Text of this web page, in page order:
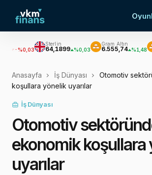
Sterlin
64,1899 %0,03
Gram Altın
6.555,74 %1,48
Ons
Anasayfa İş Dünyası
Otomotiv
koşullara yönelik uyarılar
İş Dünyası
Otomotiv
ekonomik koşullara
uyarılar